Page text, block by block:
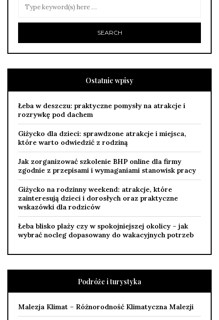
Ostatnie wpisy
Łeba w deszczu: praktyczne pomysły na atrakcje i
rozrywkę pod dachem
Giżycko dla dzieci: sprawdzone atrakcje i miejsca,
które warto odwiedzić z rodziną
Jak zorganizować szkolenie BHP online dla firmy
zgodnie z przepisami i wymaganiami stanowisk pracy
Giżycko na rodzinny weekend: atrakcje, które
zainteresują dzieci i dorosłych oraz praktyczne
wskazówki dla rodziców
Łeba blisko plaży czy w spokojniejszej okolicy – jak
wybrać nocleg dopasowany do wakacyjnych potrzeb
Podróże i turystyka
Malezja Klimat – Różnorodność Klimatyczna Malezji